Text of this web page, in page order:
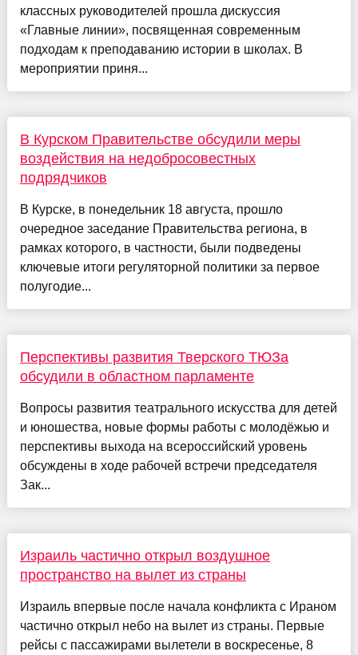
классных руководителей прошла дискуссия
«Главные линии», посвященная современным
подходам к преподаванию истории в школах. В
мероприятии приня...
В Курском Правительстве обсудили меры
воздействия на недобросовестных
подрядчиков
В Курске, в понедельник 18 августа, прошло
очередное заседание Правительства региона, в
рамках которого, в частности, были подведены
ключевые итоги регуляторной политики за первое
полугодие...
Перспективы развития Тверского ТЮЗа
обсудили в областном парламенте
Вопросы развития театрального искусства для детей
и юношества, новые формы работы с молодёжью и
перспективы выхода на всероссийский уровень
обсуждены в ходе рабочей встречи председателя
Зак...
Израиль частично открыл воздушное
пространство на вылет из страны
Израиль впервые после начала конфликта с Ираном
частично открыл небо на вылет из страны. Первые
рейсы с пассажирами вылетели в воскресенье, 8